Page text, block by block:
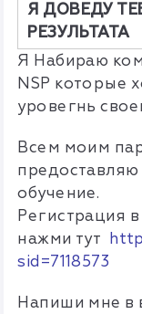
Я ДОВЕДУ
РЕЗУЛЬТАТА
Я Набираю
NSP которые
уровегнь
Всем моим
обучение.
Регистрация
нажми тут
sid=7118573
Напиши мне в